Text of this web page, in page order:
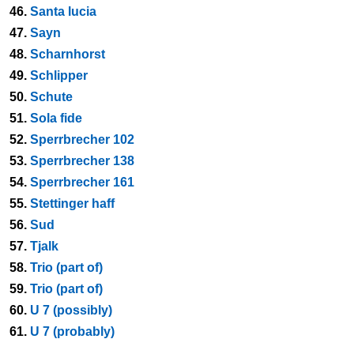
46. Santa lucia
47. Sayn
48. Scharnhorst
49. Schlipper
50. Schute
51. Sola fide
52. Sperrbrecher 102
53. Sperrbrecher 138
54. Sperrbrecher 161
55. Stettinger haff
56. Sud
57. Tjalk
58. Trio (part of)
59. Trio (part of)
60. U 7 (possibly)
61. U 7 (probably)